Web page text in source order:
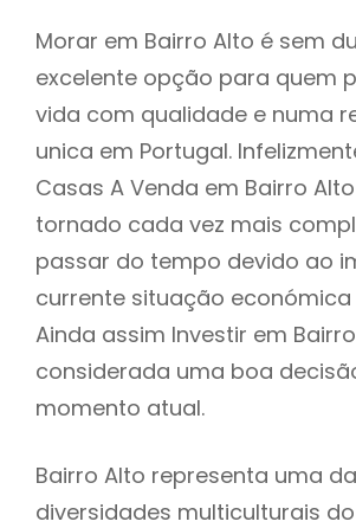
Morar em Bairro Alto é sem
excelente opção para quem
vida com qualidade e numa
unica em Portugal.
Casas A Venda em Bairro
tornado cada vez mais
passar do tempo devido ao
currente situação económica
Ainda assim Investir em
considerada uma boa
momento atual.
Bairro Alto representa uma
diversidades multiculturais